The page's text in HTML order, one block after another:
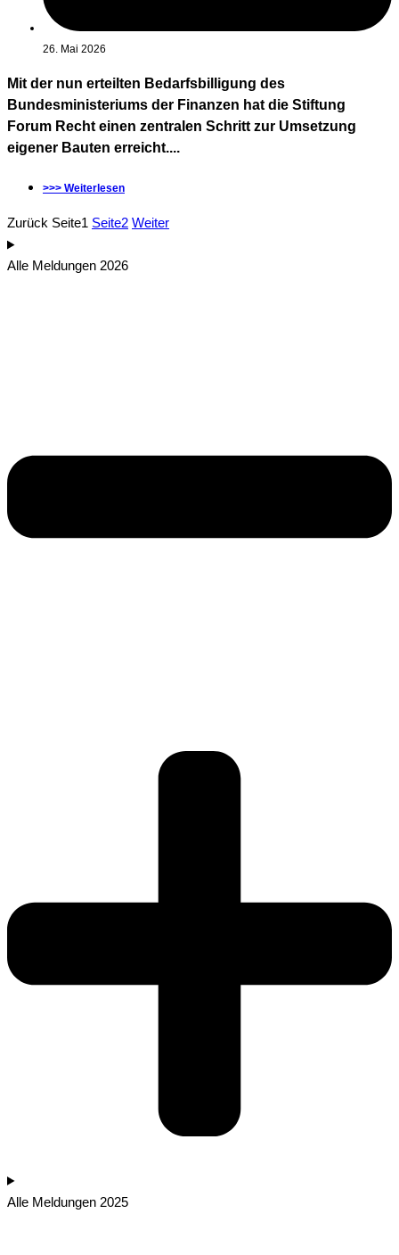
26. Mai 2026
Mit der nun erteilten Bedarfsbilligung des
Bundesministeriums der Finanzen hat die Stiftung
Forum Recht einen zentralen Schritt zur Umsetzung
eigener Bauten erreicht....
>>> Weiterlesen
Zurück Seite1 Seite2 Weiter
Alle Meldungen 2026
Alle Meldungen 2025